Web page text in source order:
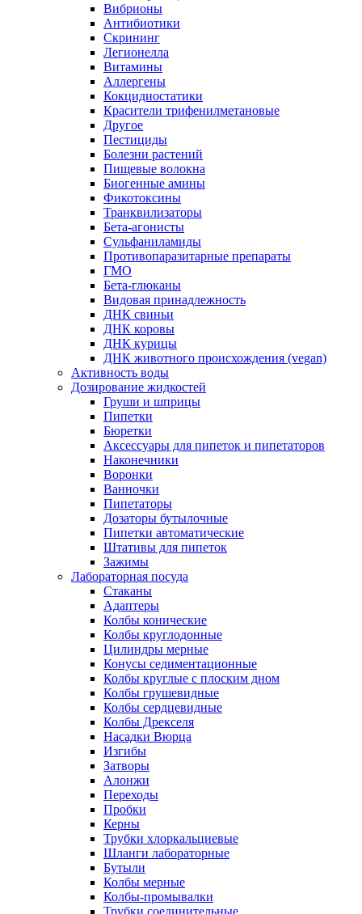
Вибрионы
Антибиотики
Скрининг
Легионелла
Витамины
Аллергены
Кокцидиостатики
Красители трифенилметановые
Другое
Пестициды
Болезни растений
Пищевые волокна
Биогенные амины
Фикотоксины
Транквилизаторы
Бета-агонисты
Сульфаниламиды
Противопаразитарные препараты
ГМО
Бета-глюканы
Видовая принадлежность
ДНК свиньи
ДНК коровы
ДНК курицы
ДНК животного происхождения (vegan)
Активность воды
Дозирование жидкостей
Груши и шприцы
Пипетки
Бюретки
Аксессуары для пипеток и пипетаторов
Наконечники
Воронки
Ванночки
Пипетаторы
Дозаторы бутылочные
Пипетки автоматические
Штативы для пипеток
Зажимы
Лабораторная посуда
Стаканы
Адаптеры
Колбы конические
Колбы круглодонные
Цилиндры мерные
Конусы седиментационные
Колбы круглые с плоским дном
Колбы грушевидные
Колбы сердцевидные
Колбы Дрекселя
Насадки Вюрца
Изгибы
Затворы
Алонжи
Переходы
Пробки
Керны
Трубки хлоркальциевые
Шланги лабораторные
Бутыли
Колбы мерные
Колбы-промывалки
Трубки соединительные